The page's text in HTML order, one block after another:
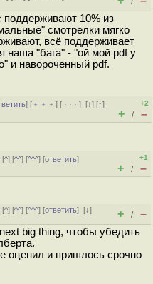
поддерживают 10% из
смотрелки мягко
всё поддерживает
наша "бага" - "ой мой pdf у
и навороченный pdf.
] [ ﹢﹢﹢] [ · · ·][↓] [↑]
+2
+ / –
[^] [^^] [^^^] [ответить]
+1
+ / –
[^] [^^] [^^^] [ответить][↓]
+ / –
big thing, чтобы убедить
оценил и пришлось срочно